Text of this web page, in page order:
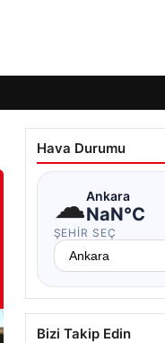
Hava Durumu
☁Ankara
NaN°C
ŞEHIR SEÇ
Bizi Takip Edin